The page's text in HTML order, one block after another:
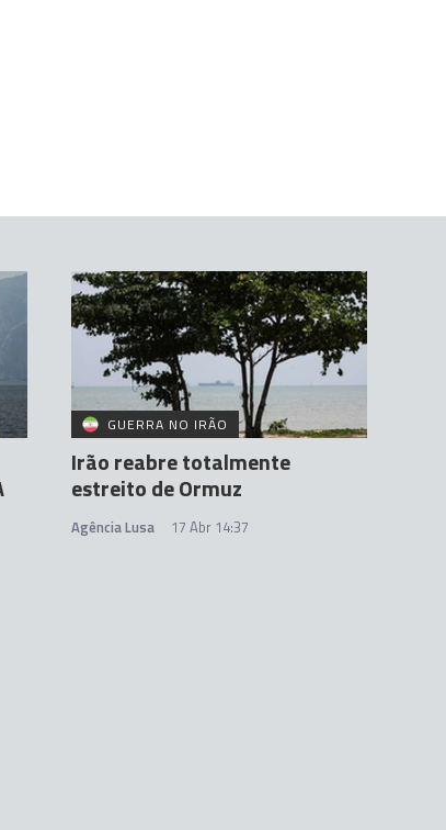
GUERRA NO IRÃO
Irão reabre totalmente
estreito de Ormuz
Agência Lusa 17 Abr 14:37